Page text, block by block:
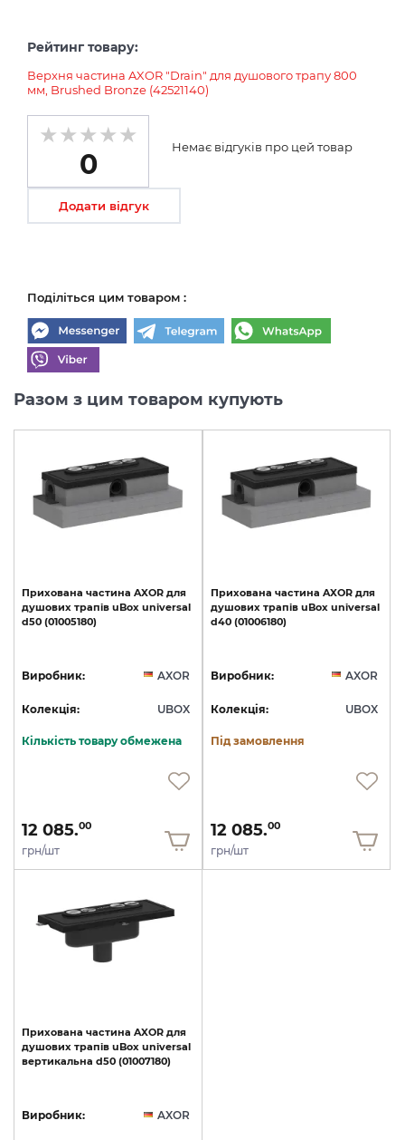
Рейтинг товару:
Верхня частина AXOR "Drain" для душового трапу 800
мм, Brushed Bronze (42521140)
0
Немає відгуків про цей товар
Додати відгук
Поділіться цим товаром :
Разом з цим товаром купують
Прихована частина AXOR для
душових трапів uBox universal
d50 (01005180)
Виробник: AXOR
Колекція: UBOX
Кількість товару обмежена
12 085.00
грн/шт
Прихована частина AXOR для
душових трапів uBox universal
d40 (01006180)
Виробник: AXOR
Колекція: UBOX
Під замовлення
12 085.00
грн/шт
Прихована частина AXOR для
душових трапів uBox universal
вертикальна d50 (01007180)
Виробник: AXOR